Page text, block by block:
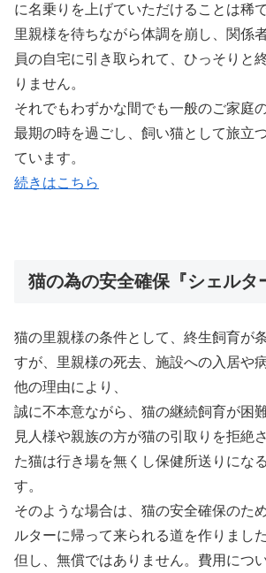
に名乗りを上げていただけることは稀で
里親様を待ちながら体調を崩し、関係
員の自宅に引き取られて、ひっそりと
りません。
それでもわずかな間でも一般のご家庭
最期の時を過ごし、飼い猫として旅立
ています。
続きはこちら
猫の為の安全確保『シェルタ
猫の里親様の条件として、終生飼育が
すが、里親様の死去、施設への入居や
他の理由により、
誠に不本意ながら、猫の継続飼育が困
見人様や親族の方が猫の引取りを拒絶
た猫は行き場を無くし保健所送りにな
す。
そのような場合は、猫の安全確保のた
ルターに帰って来られる道を作りました
但し、無償ではありません。費用につ